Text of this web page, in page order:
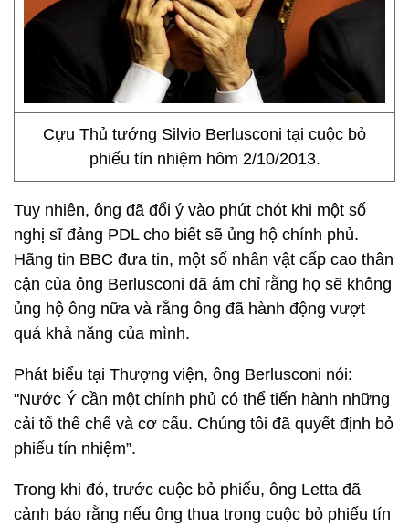
Cựu Thủ tướng Silvio Berlusconi tại cuộc bỏ
phiếu tín nhiệm hôm 2/10/2013.
Tuy nhiên, ông đã đổi ý vào phút chót khi một số
nghị sĩ đảng PDL cho biết sẽ ủng hộ chính phủ.
Hãng tin BBC đưa tin, một số nhân vật cấp cao thân
cận của ông Berlusconi đã ám chỉ rằng họ sẽ không
ủng hộ ông nữa và rằng ông đã hành động vượt
quá khả năng của mình.
Phát biểu tại Thượng viện, ông Berlusconi nói:
"Nước Ý cần một chính phủ có thể tiến hành những
cải tổ thể chế và cơ cấu. Chúng tôi đã quyết định bỏ
phiếu tín nhiệm”.
Trong khi đó, trước cuộc bỏ phiếu, ông Letta đã
cảnh báo rằng nếu ông thua trong cuộc bỏ phiếu tín